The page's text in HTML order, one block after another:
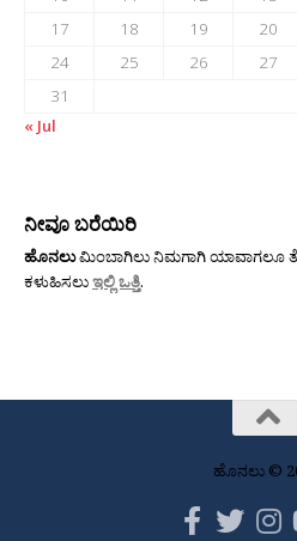
17
18 19 20
24
25 26 27
31
« Jul
ನೀವೂ ಬರೆಯಿರಿ
ಹೊನಲುಮಿಂಬಾಗಿಲು ನಿಮಗಾಗಿ ಯಾವಾಗಲೂ
ಕಳುಹಿಸಲುಇಲ್ಲಿ ಒತ್ತಿ.
ಹೊನಲು ©